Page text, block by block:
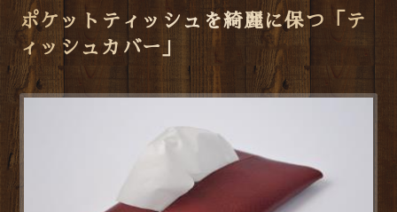
ポケットティッシュを綺麗に保つ「テ
ィッシュカバー」